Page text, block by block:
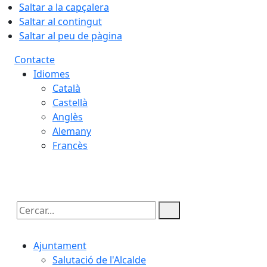
Saltar a la capçalera
Saltar al contingut
Saltar al peu de pàgina
Contacte
Idiomes
Català
Castellà
Anglès
Alemany
Francès
Cercar:
Ajuntament
Salutació de l'Alcalde